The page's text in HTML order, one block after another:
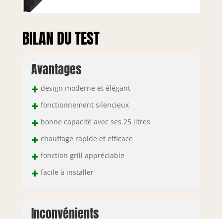
BILAN DU TEST
Avantages
+ design moderne et élégant
+ fonctionnement silencieux
+ bonne capacité avec ses 25 litres
+ chauffage rapide et efficace
+ fonction grill appréciable
+ facile à installer
Inconvénients